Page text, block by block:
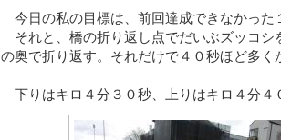
今日の私の目標は、前回達成できなかった
それと、橋の折り返し点でだいぶズッコシ
の奥で折り返す。それだけで４０秒ほど多く
下りはキロ４分３０秒、上りはキロ４分４